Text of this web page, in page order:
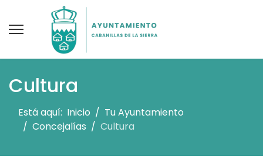
Cultura
Está aquí: Inicio
Tu Ayuntamiento
Concejalías
Cultura